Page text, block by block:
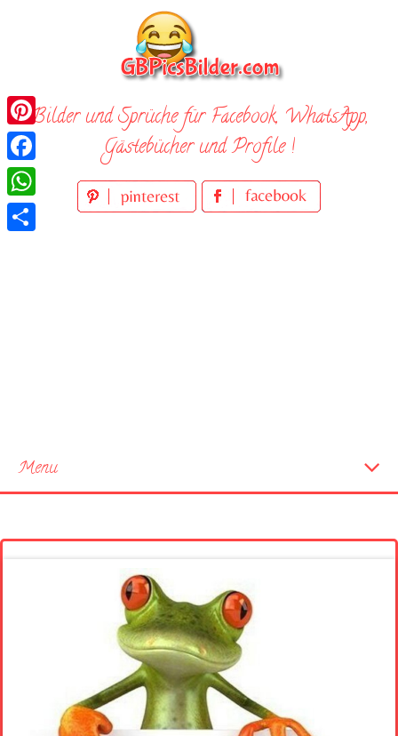
Bilder und Sprüche für Facebook, WhatsApp,
Gästebücher und Profile !
Menu
Pinterest
Facebook
WhatsApp